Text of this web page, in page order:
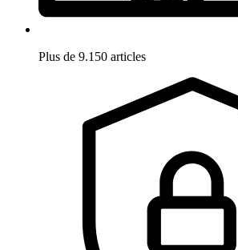
Plus de 9.150 articles